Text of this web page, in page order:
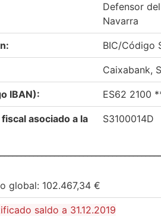
Defensor
Navarra
BIC/Código
Caixabank,
IBAN): ES62 2100
asociado a la
S3100014D
global: 102.467,34 €
saldo a 31.12.2019